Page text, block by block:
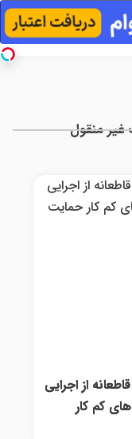
غیر منقول
از اجرایی
کم کار